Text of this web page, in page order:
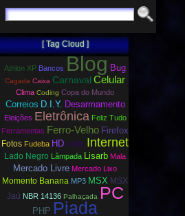
[ Tag Cloud ]
Athlon XP Bancos Blog Bug
Cagada Caixa Carnaval Celular
Clima Coding Copa do Mundo
Correios D.I.Y. Desarmamento
Eleições Eletrônica Feliz Tudo
Ferramentas Ferro-Velho Firefox
Fotos Fudeba HD HTML Internet
Lado Negro Lâmpada Lisarb Mala
Mercado Livre Mercado Lixo
Momento Banana MP3 MSX MSX
Jaú NBR 14136 Palhaçada PC
PHP Piada